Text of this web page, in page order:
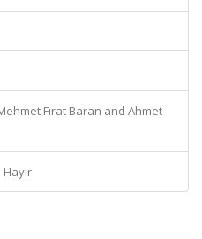
Fırat Baran and Ahmet
Hayır